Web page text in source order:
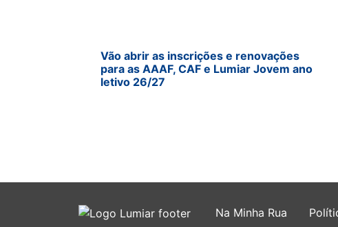
Vão abrir as inscrições e renovações
para as AAAF, CAF e Lumiar Jovem ano
letivo 26/27
Na Minha Rua